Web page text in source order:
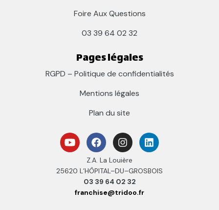
Foire Aux Questions
03 39 64 02 32
Pages légales
RGPD – Politique de confidentialités
Mentions légales
Plan du site
Z.A. La Louière
25620 L’HÔPITAL–DU–GROSBOIS
03 39 64 02 32
franchise@tridoo.fr